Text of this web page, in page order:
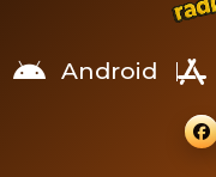
Android